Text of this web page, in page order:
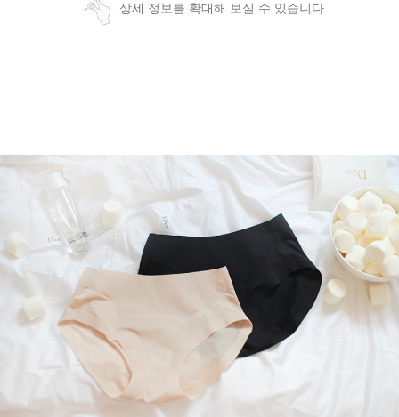
상세 정보를 확대해 보실 수 있습니다